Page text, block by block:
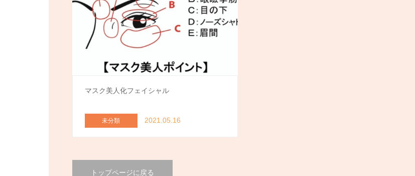
マスク美人化フェイシャル
未分類 2021.05.16
トップページに戻る